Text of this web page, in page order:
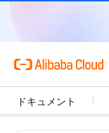
ドキュメント